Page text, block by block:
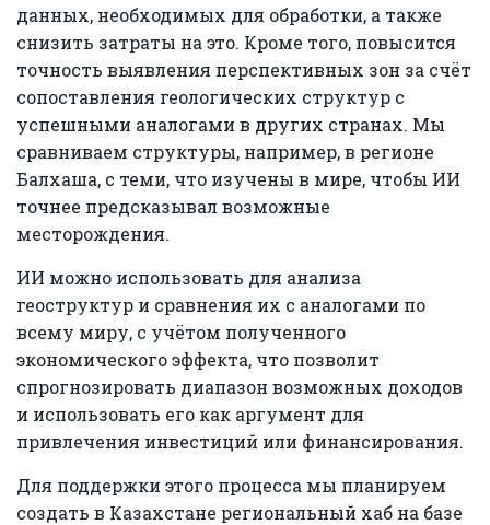
данных, необходимых для обработки, а также
снизить затраты на это. Кроме того, повысится
точность выявления перспективных зон за счёт
сопоставления геологических структур с
успешными аналогами в других странах. Мы
сравниваем структуры, например, в регионе
Балхаша, с теми, что изучены в мире, чтобы ИИ
точнее предсказывал возможные
месторождения.
ИИ можно использовать для анализа
геоструктур и сравнения их с аналогами по
всему миру, с учётом полученного
экономического эффекта, что позволит
спрогнозировать диапазон возможных доходов
и использовать его как аргумент для
привлечения инвестиций или финансирования.
Для поддержки этого процесса мы планируем
создать в Казахстане региональный хаб на базе